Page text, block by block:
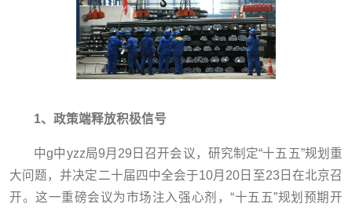
1、政策端释放积极信号
中g中yzz局9月29日召开会议，研究制定“十五五”规划重
大问题，并决定二十届四中全会于10月20日至23日在北京召
开。这一重磅会议为市场注入强心剂，“十五五”规划预期开